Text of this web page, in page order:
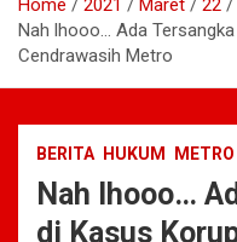
Home 2021 Maret
22
Nah lhooo… Ada
Cendrawasih Metro
BERITA HUKUM METRO
Nah lhooo…
di Kasus